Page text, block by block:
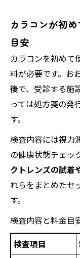
カラコンが初
目安
カラコンを初めて
料が必要です。お
後で、受診する施
っては処方箋の発
す。
検査内容には視力
の健康状態チェッ
クトレンズの試着
れらをまとめたセ
す。
検査内容と料金目
検査項目